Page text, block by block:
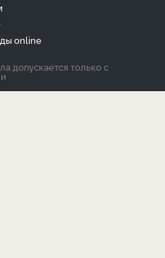
online
допускается только с